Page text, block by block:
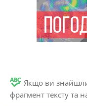
Якщо ви
фрагмент тексту та